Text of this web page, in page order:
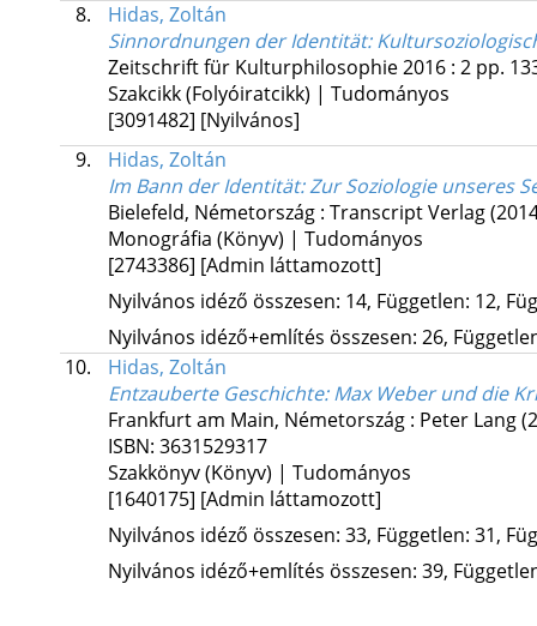
8.
Hidas, Zoltán
Sinnordnungen der Identität:
Zeitschrift für Kulturphilosophie2016: 2 pp.
Szakcikk (Folyóiratcikk) | Tudományos
[3091482] [Nyilvános]
9.
Hidas, Zoltán
Im Bann der Identität: Zur Soziologie unseres
Bielefeld, Németország : Transcript Verlag
Monográfia (Könyv) | Tudományos
[2743386] [Admin láttamozott]
Nyilvános idéző összesen: 14, Független: 12,
Nyilvános idéző+említés összesen: 26,
10.
Hidas, Zoltán
Entzauberte Geschichte: Max Weber und die
Frankfurt am Main, Németország : Peter Lang
ISBN: 3631529317
Szakkönyv (Könyv) | Tudományos
[1640175] [Admin láttamozott]
Nyilvános idéző összesen: 33, Független: 31,
Nyilvános idéző+említés összesen: 39,